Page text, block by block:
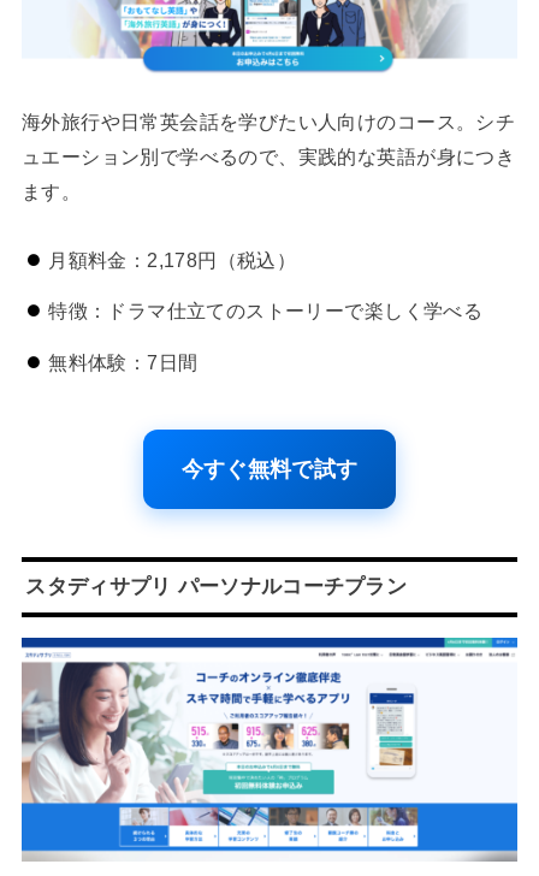
海外旅行や日常英会話を学びたい人向けのコース。シチ
ュエーション別で学べるので、実践的な英語が身につき
ます。
月額料金：2,178円（税込）
特徴：ドラマ仕立てのストーリーで楽しく学べる
無料体験：7日間
今すぐ無料で試す
スタディサプリ パーソナルコーチプラン